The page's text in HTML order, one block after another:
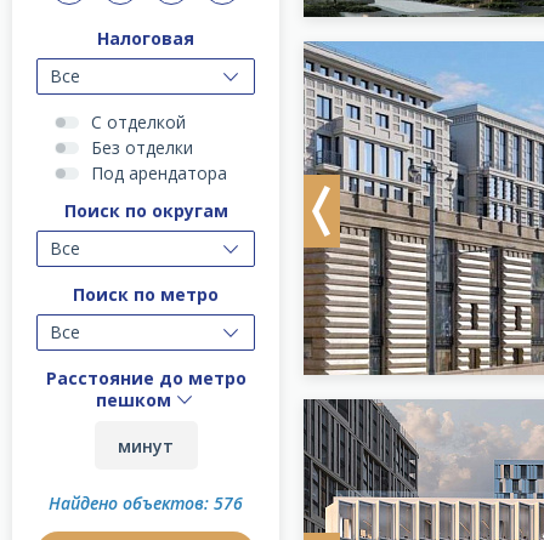
Налоговая
Все
С отделкой
Без отделки
Под арендатора
Поиск по округам
Все
Поиск по метро
Все
Расстояние до метро
пешком
Найдено объектов: 576
Previous